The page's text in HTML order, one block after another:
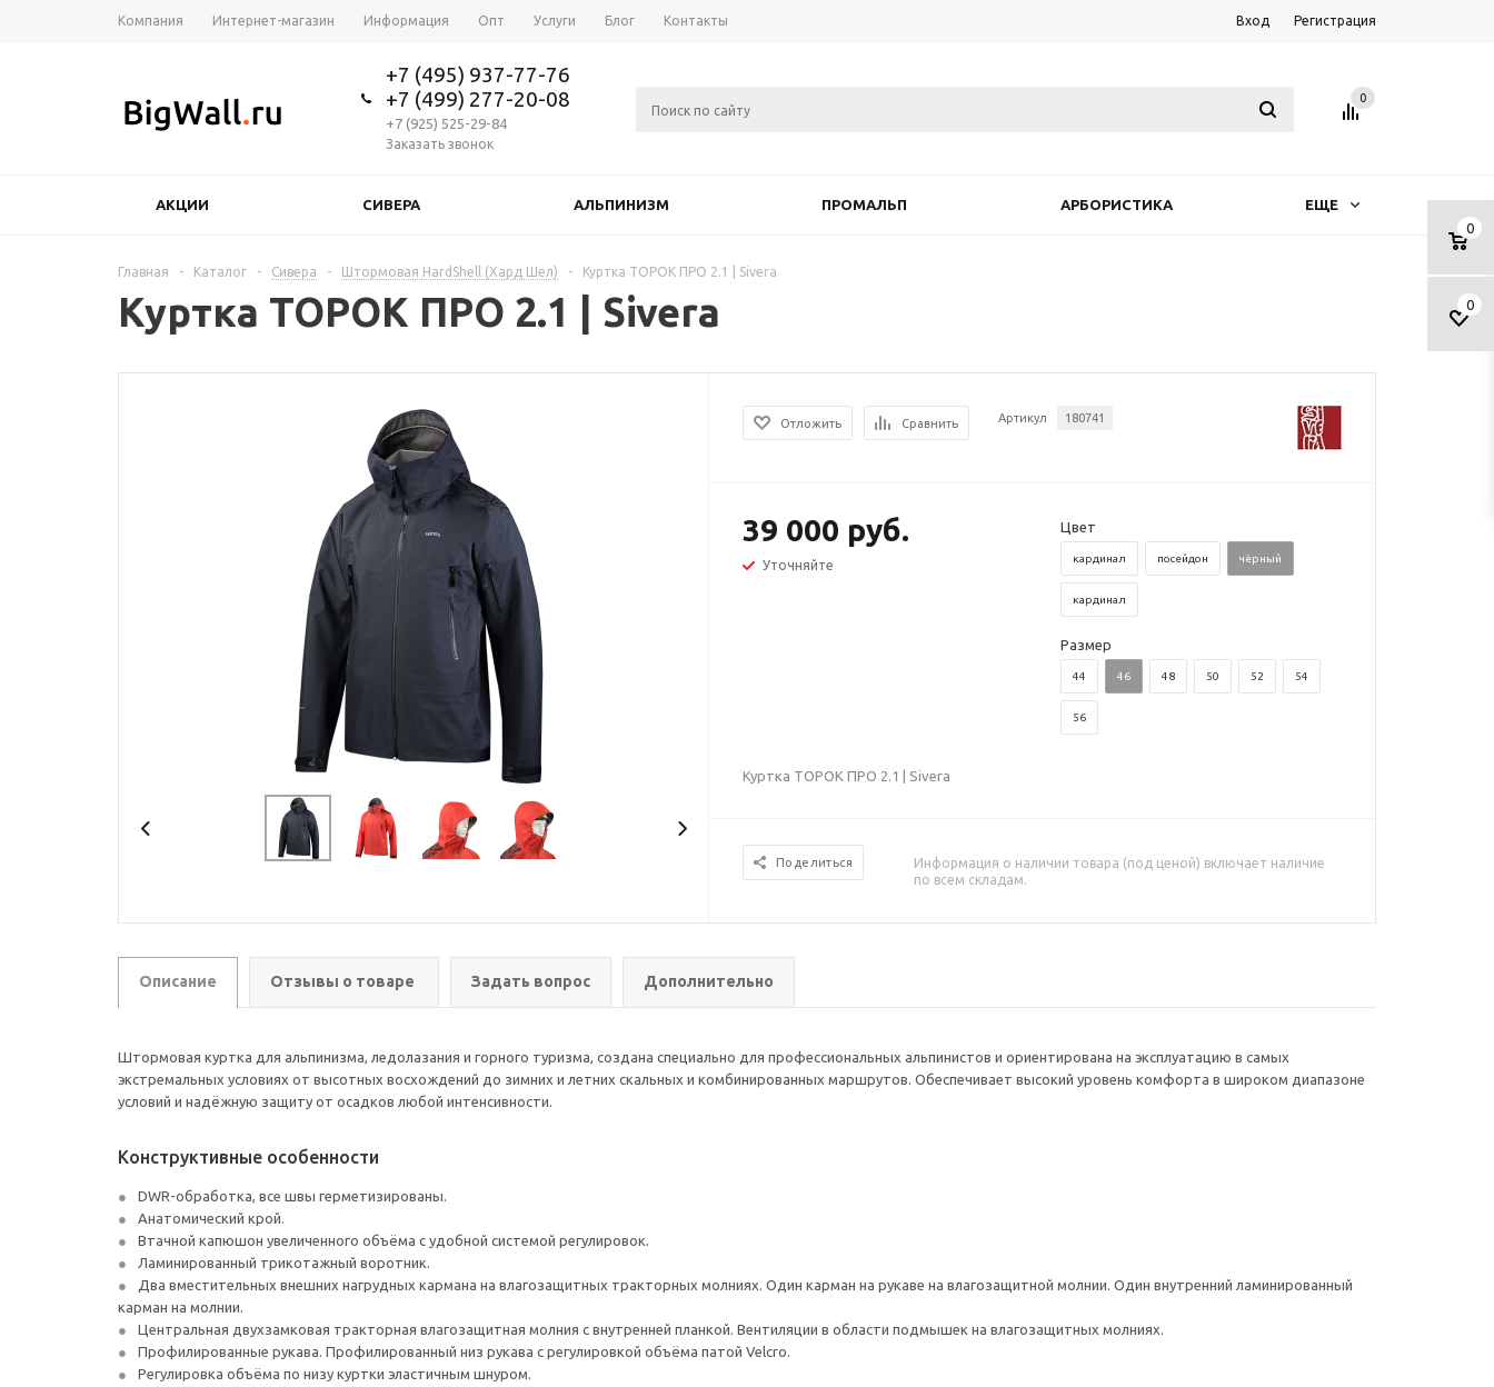
Компания Интернет-магазин Информация Опт Услуги Блог Контакты Вход Регистрация
+7 (495) 937-77-76
+7 (499) 277-20-08
+7 (925) 525-29-84
Заказать звонок
0
0
0
АКЦИИ СИВЕРА АЛЬПИНИЗМ ПРОМАЛЬП АРБОРИСТИКА ЕЩЕ
Главная - Каталог - Сивера - Штормовая HardShell (Хард Шел) - Куртка ТОРОК ПРО 2.1 | Sivera
Куртка ТОРОК ПРО 2.1 | Sivera
Отложить Сравнить Артикул 180741
39 000 руб.
Уточняйте
Цвет
кардинал посейдон чёрный
кардинал
Размер
44 46 48 50 52 54
56
Куртка ТОРОК ПРО 2.1 | Sivera
Поделиться
Информация о наличии товара (под ценой) включает наличие
по всем складам.
Описание Отзывы о товаре Задать вопрос Дополнительно
Штормовая куртка для альпинизма, ледолазания и горного туризма, создана специально для профессиональных альпинистов и ориентирована на эксплуатацию в самых
экстремальных условиях от высотных восхождений до зимних и летних скальных и комбинированных маршрутов. Обеспечивает высокий уровень комфорта в широком диапазоне
условий и надёжную защиту от осадков любой интенсивности.
Конструктивные особенности
DWR-обработка, все швы герметизированы.
Анатомический крой.
Втачной капюшон увеличенного объёма с удобной системой регулировок.
Ламинированный трикотажный воротник.
Два вместительных внешних нагрудных кармана на влагозащитных тракторных молниях. Один карман на рукаве на влагозащитной молнии. Один внутренний ламинированный
карман на молнии.
Центральная двухзамковая тракторная влагозащитная молния с внутренней планкой. Вентиляции в области подмышек на влагозащитных молниях.
Профилированные рукава. Профилированный низ рукава с регулировкой объёма патой Velcro.
Регулировка объёма по низу куртки эластичным шнуром.